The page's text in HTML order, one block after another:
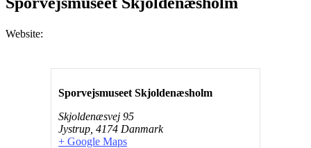
Website:
Sporvejsmuseet Skjoldenæsholm
Skjoldenæsvej 95
Jystrup 4174 Danmark
+ Google Maps